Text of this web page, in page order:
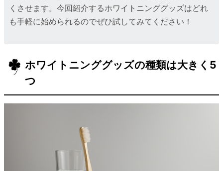
くさせます。今回紹介するホワイトニンググッズはどれ
も手軽に始められるのでぜひ試してみてください！
ホワイトニンググッズの種類は大きく5
つ